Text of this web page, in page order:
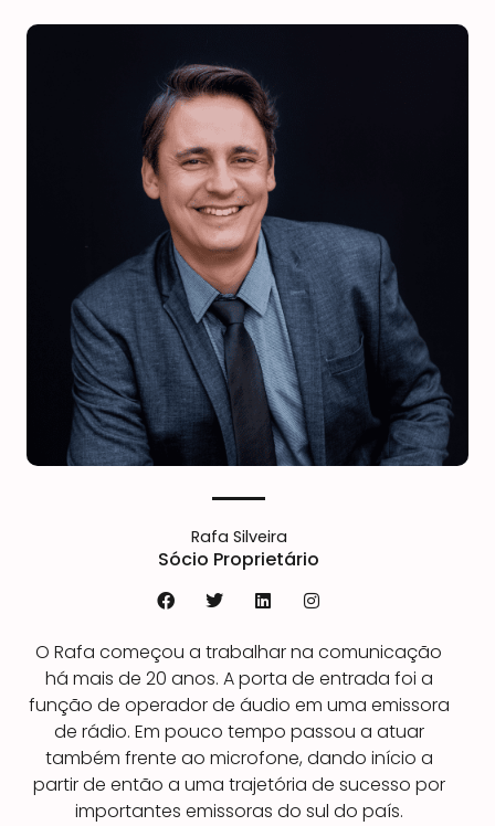
Rafa Silveira
Sócio Proprietário
F
a
e
b
o
o
k
T
t
t
e
r
L
k
e
d
i
n
I
t
a
g
r
a
m
O Rafa começou a trabalhar na comunicação
há mais de 20 anos. A porta de entrada foi a
função de operador de áudio em uma emissora
de rádio. Em pouco tempo passou a atuar
também frente ao microfone, dando início a
partir de então a uma trajetória de sucesso por
importantes emissoras do sul do país.